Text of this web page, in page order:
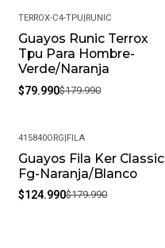
Condición: Nuevo
Género: Masculino
SKU: DALET-C1-TPU_7
-56%
TERROX-C4-TPU RUNIC
Guayos Runic Terrox
Tpu Para Hombre-
Verde/Naranja
$79.990$179.990
-31%
415840ORG FILA
Guayos Fila Ker Classic
Fg-Naranja/Blanco
$124.990$179.990